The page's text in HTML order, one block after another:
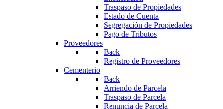
Traspaso de Propiedades
Estado de Cuenta
Segregación de Propiedades
Pago de Tributos
Proveedores
Back
Registro de Proveedores
Cementerio
Back
Arriendo de Parcela
Traspaso de Parcela
Renuncia de Parcela